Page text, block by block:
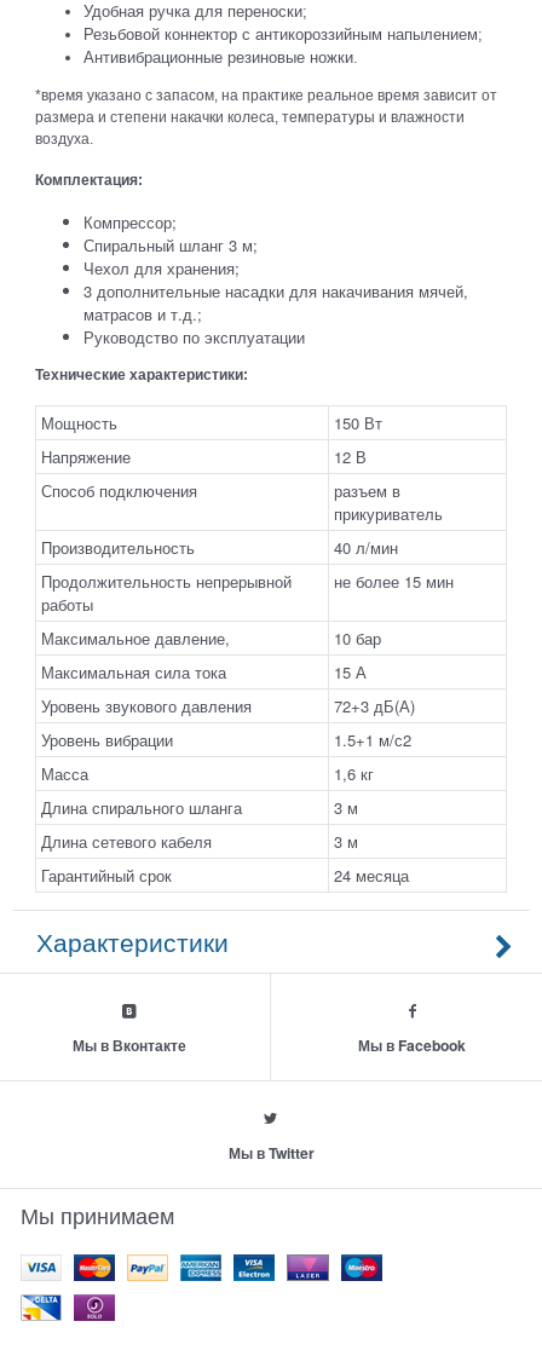
Удобная ручка для переноски;
Резьбовой коннектор с антикороззийным напылением;
Антивибрационные резиновые ножки.
*время указано с запасом, на практике реальное время зависит от
размера и степени накачки колеса, температуры и влажности
воздуха.
Комплектация:
Компрессор;
Спиральный шланг 3 м;
Чехол для хранения;
3 дополнительные насадки для накачивания мячей,
матрасов и т.д.;
Руководство по эксплуатации
Технические характеристики:
Мощность
150 Вт
Напряжение
12 В
Способ подключения
разъем в
прикуриватель
Производительность
40 л/мин
Продолжительность непрерывной
работы
не более 15 мин
Максимальное давление,
10 бар
Максимальная сила тока
15 А
Уровень звукового давления
72+3 дБ(А)
Уровень вибрации
1.5+1 м/с2
Масса
1,6 кг
Длина спирального шланга
3 м
Длина сетевого кабеля
3 м
Гарантийный срок
24 месяца
Характеристики
Мы в Вконтакте Мы в Facebook
Мы в Twitter
Мы принимаем